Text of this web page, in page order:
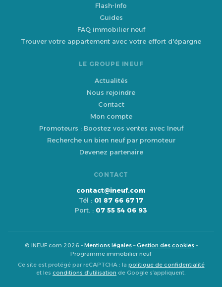
Flash-Info
Guides
FAQ immobilier neuf
Trouver votre appartement avec votre effort d'épargne
LE GROUPE INEUF
Actualités
Nous rejoindre
Contact
Mon compte
Promoteurs : Boostez vos ventes avec Ineuf
Recherche un bien neuf par promoteur
Devenez partenaire
CONTACT
contact@ineuf.com
Tél : 01 87 66 67 17
Port. : 07 55 54 06 93
© INEUF.com 2026 –Mentions légales–Gestion des cookies–
Programme immobilier neuf
Ce site est protégé par reCAPTCHA : la politique de confidentialité
et les conditions d’utilisation de Google s’appliquent.